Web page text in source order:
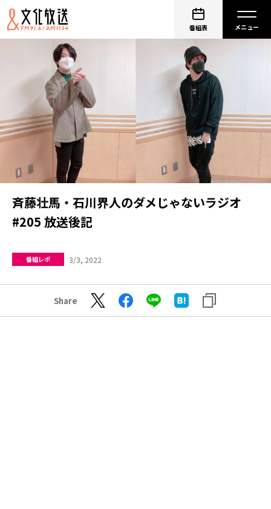
番組表
斉藤壮馬・石川界人のダメじゃないラジオ
#205 放送後記
番組レポ 3/3, 2022
Share